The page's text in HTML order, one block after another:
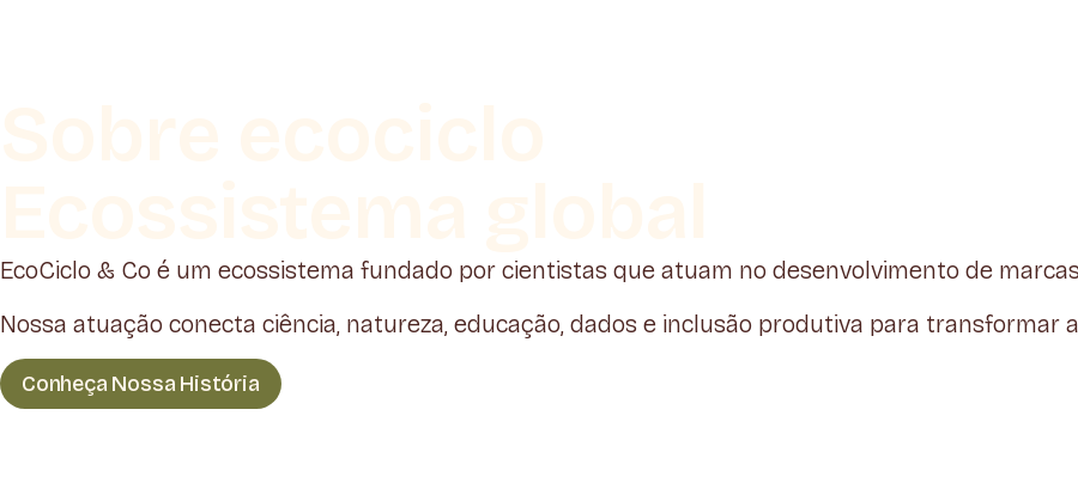
EcoCiclo & Co é um ecossistema fundado por cientistas que atuam no desenvolvimento de
Nossa atuação conecta ciência, natureza, educação, dados e inclusão produtiva para
Conheça Nossa História